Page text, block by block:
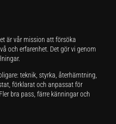
är vår mission att försöka
och erfarenhet. Det gör vi genom
teknik, styrka, återhämtning,
förklarat och anpassat för
bra pass, färre känningar och